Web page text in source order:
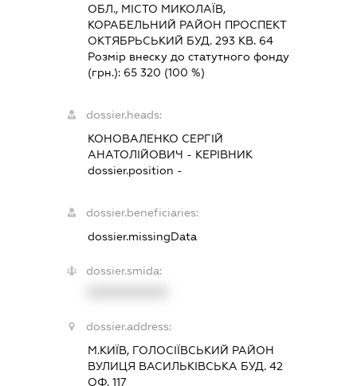
ОБЛ., МІСТО МИКОЛАЇВ,
КОРАБЕЛЬНИЙ РАЙОН ПРОСПЕКТ
ОКТЯБРЬСЬКИЙ БУД. 293 КВ. 64
Розмір внеску до статутного фонду
(грн.): 65 320 (100 %)
dossier.heads:
КОНОВАЛЕНКО СЕРГІЙ
АНАТОЛІЙОВИЧ - КЕРІВНИК
dossier.position -
dossier.beneficiaries:
dossier.missingData
dossier.smida:
dossier.address:
М.КИЇВ, ГОЛОСІЇВСЬКИЙ РАЙОН
ВУЛИЦЯ ВАСИЛЬКІВСЬКА БУД. 42
ОФ. 117